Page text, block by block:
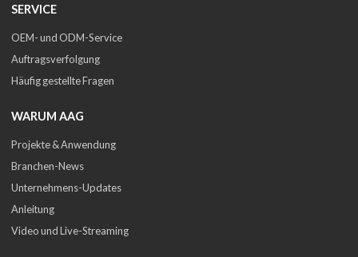
SERVICE
OEM- und ODM-Service
Auftragsverfolgung
Häufig gestellte Fragen
WARUM AAG
Projekte & Anwendung
Branchen-News
Unternehmens-Updates
Anleitung
Video und Live-Streaming